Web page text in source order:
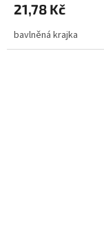
21,78 Kč
bavlněná krajka